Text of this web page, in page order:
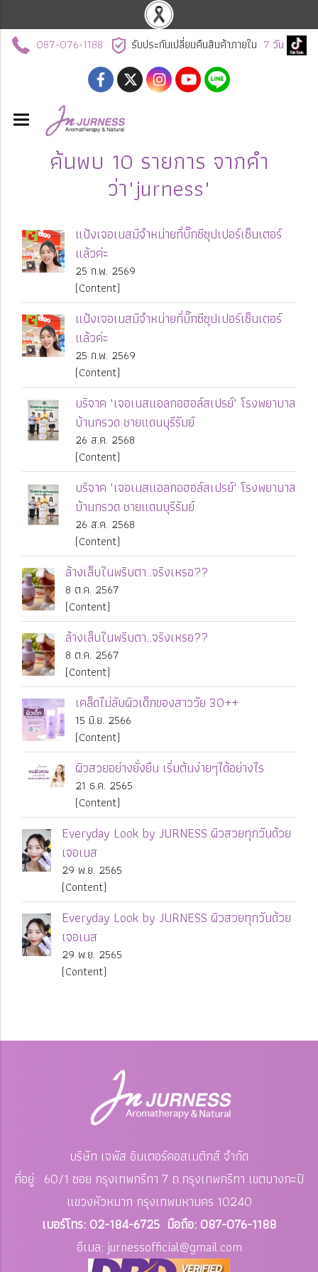
087-076-1188 รับประกันเปลี่ยนคืนสินค้าภายใน 7 วัน
ค้นพบ 10 รายการ จากคำ
ว่า"jurness"
แป้งเจอเนสมีจำหน่ายที่บิ๊กซีซุปเปอร์เซ็นเตอร์
แล้วค่ะ
25 ก.พ. 2569
(Content)
แป้งเจอเนสมีจำหน่ายที่บิ๊กซีซุปเปอร์เซ็นเตอร์
แล้วค่ะ
25 ก.พ. 2569
(Content)
บริจาค "เจอเนสแอลกอฮอล์สเปรย์" โรงพยาบาล
บ้านกรวด ชายแดนบุรีรัมย์
26 ส.ค. 2568
(Content)
บริจาค "เจอเนสแอลกอฮอล์สเปรย์" โรงพยาบาล
บ้านกรวด ชายแดนบุรีรัมย์
26 ส.ค. 2568
(Content)
ล้างเล็บในพริบตา..จริงเหรอ??
8 ต.ค. 2567
(Content)
ล้างเล็บในพริบตา..จริงเหรอ??
8 ต.ค. 2567
(Content)
เคล็ดไม่ลับผิวเด็กของสาววัย 30++
15 มิ.ย. 2566
(Content)
ผิวสวยอย่างยั่งยืน เริ่มต้นง่ายๆได้อย่างไร
21 ธ.ค. 2565
(Content)
Everyday Look by JURNESS ผิวสวยทุกวันด้วย
เจอเนส
29 พ.ย. 2565
(Content)
Everyday Look by JURNESS ผิวสวยทุกวันด้วย
เจอเนส
29 พ.ย. 2565
(Content)
บริษัท เจพัส อินเตอร์คอสเมติกส์ จำกัด
ที่อยู่: 60/1 ซอย กรุงเทพกรีทา 7 ถ.กรุงเทพกรีทา เขตบางกะปิ
แขวงหัวหมาก กรุงเทพมหานคร 10240
เบอร์โทร: 02-184-6725 มือถือ: 087-076-1188
อีเมล: jurnessofficial@gmail.com